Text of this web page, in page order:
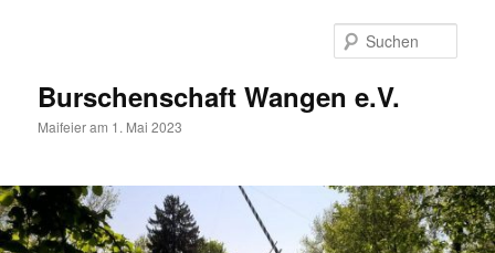
Burschenschaft Wangen e.V.
Maifeier am 1. Mai 2023